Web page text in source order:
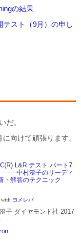
の結果
テスト（9月）の申し
だ。
向けて頑張ります。
L&R テスト パート7
中村澄子のリーディ
・解答のテクニック
with ヨメレバ
子 ダイヤモンド社 2017-